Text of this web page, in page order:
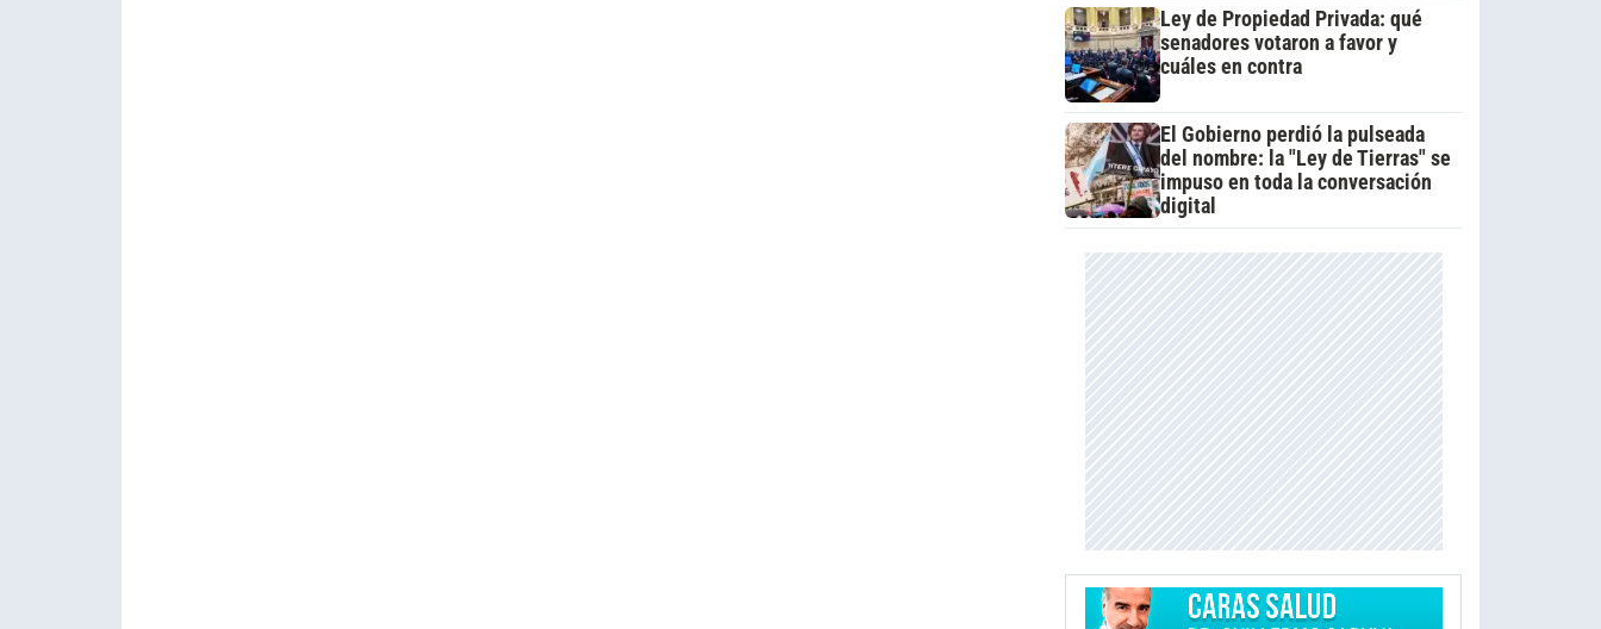
Ley de Propiedad Privada: qué
senadores votaron a favor y
cuáles en contra
El Gobierno perdió la pulseada
del nombre: la "Ley de Tierras" se
impuso en toda la conversación
digital